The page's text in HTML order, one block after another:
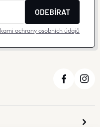
ODEBÍRAT
ochrany osobních údajů